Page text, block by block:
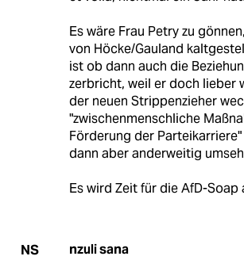
Es wäre Frau Petry zu
von Höcke/Gauland
ist ob dann auch die
zerbricht, weil er doch lieber
der neuen Strippenzieher
"zwischenmenschliche
Förderung der
dann aber anderweitig
Es wird Zeit für die AfD-Soap
NS nzuli sana